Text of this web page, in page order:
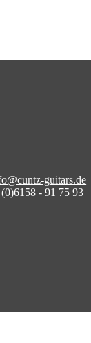
guitars.de
- 91 75 93